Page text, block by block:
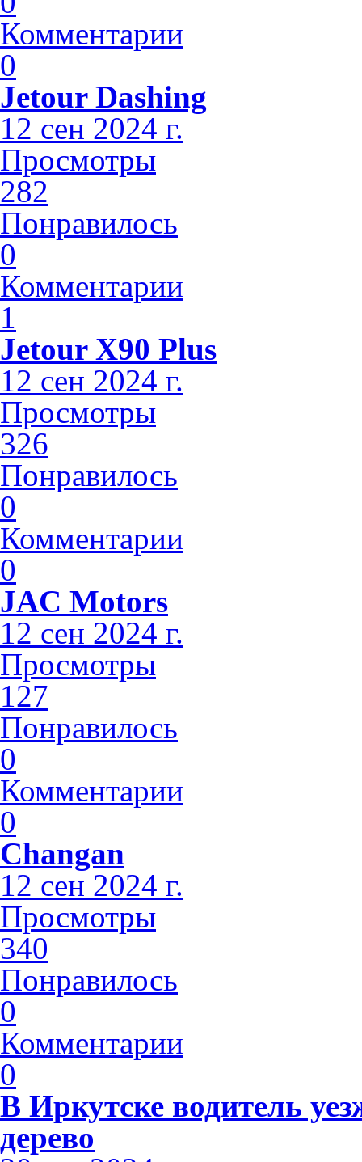
Комментарии
0
Jetour Dashing
12 сен 2024 г.
Просмотры
282
Понравилось
0
Комментарии
1
Jetour X90 Plus
12 сен 2024 г.
Просмотры
326
Понравилось
0
Комментарии
0
JAC Motors
12 сен 2024 г.
Просмотры
127
Понравилось
0
Комментарии
0
Changan
12 сен 2024 г.
Просмотры
340
Понравилось
0
Комментарии
0
В Иркутске водитель
дерево